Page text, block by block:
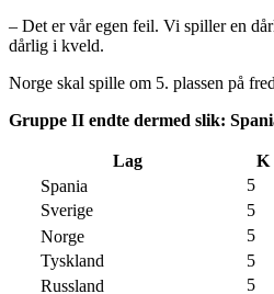
– Det er vår egen feil. Vi spiller en
dårlig i kveld.
Norge skal spille om 5. plassen på
Gruppe II endte dermed slik:
Lag K
Spania
5
Sverige
5
Norge
5
Tyskland
5
Russland
5